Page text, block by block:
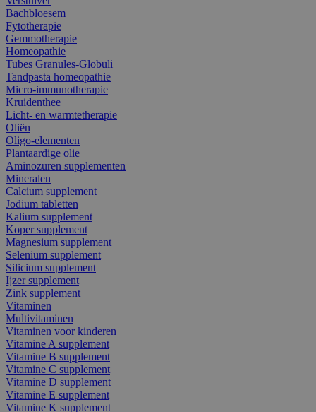
Bachbloesem
Fytotherapie
Gemmotherapie
Homeopathie
Tubes Granules-Globuli
Tandpasta homeopathie
Micro-immunotherapie
Kruidenthee
Licht- en warmtetherapie
Oliën
Oligo-elementen
Plantaardige olie
Aminozuren supplementen
Mineralen
Calcium supplement
Jodium tabletten
Kalium supplement
Koper supplement
Magnesium supplement
Selenium supplement
Silicium supplement
Ijzer supplement
Zink supplement
Vitaminen
Multivitaminen
Vitaminen voor kinderen
Vitamine A supplement
Vitamine B supplement
Vitamine C supplement
Vitamine D supplement
Vitamine E supplement
Vitamine K supplement